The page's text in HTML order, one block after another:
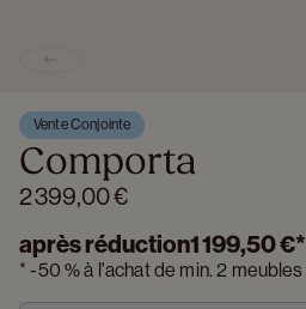
Vente Conjointe
Comporta
2 399,00 €
après réduction1 199,50 €*
*-50 %à l'achat de min. 2 meubles